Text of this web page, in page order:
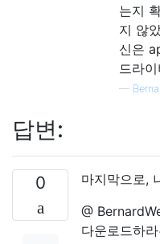
는지
지 않
신은
드라
—
답변:
0 마지막으로,
@
다운로드하